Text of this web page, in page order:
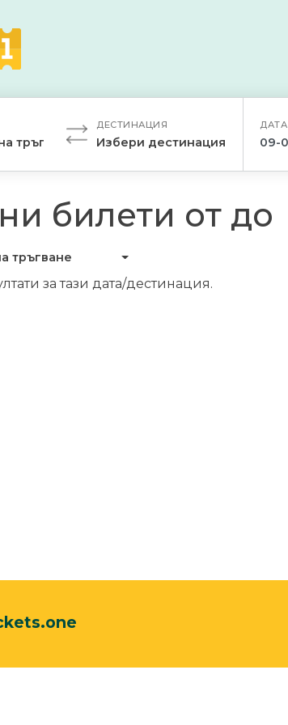
тръгване
ДЕСТИНАЦИЯ
Избери дестинация
ДАТА
билети от до
тръгване
за тази дата/дестинация.